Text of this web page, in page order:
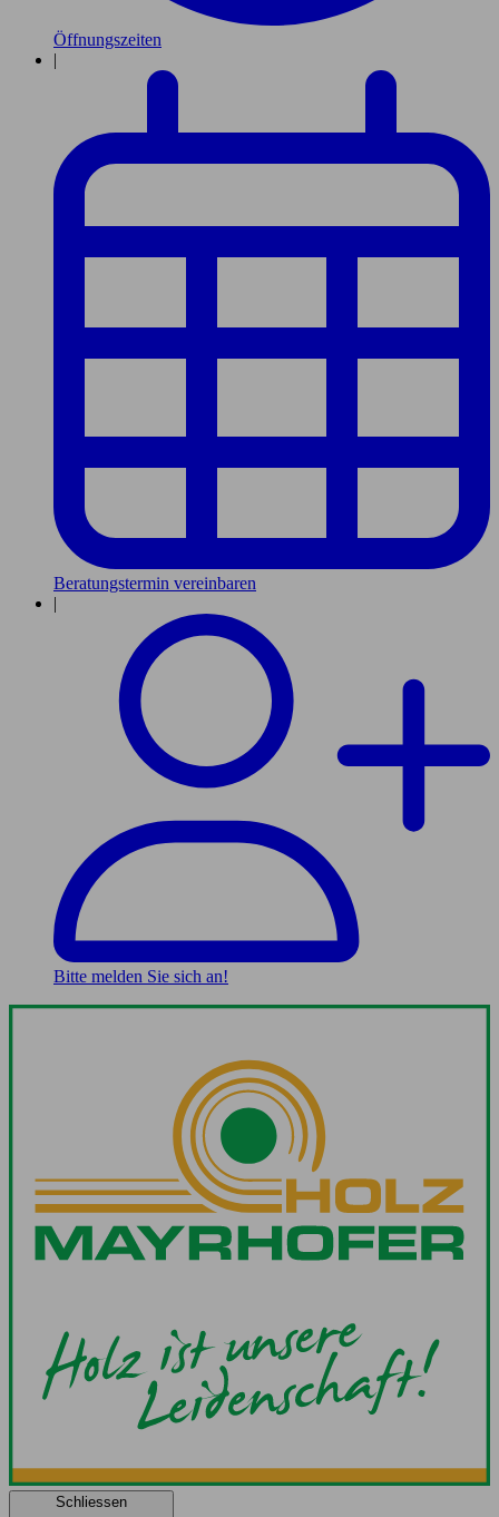
Öffnungszeiten
|
Beratungstermin vereinbaren
|
Bitte melden Sie sich an!
Schliessen